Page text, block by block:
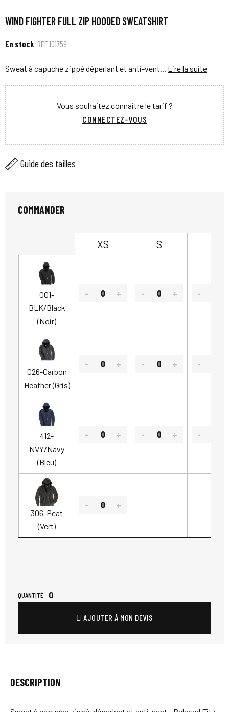
WIND FIGHTER FULL ZIP HOODED SWEATSHIRT
En stock REF101759
Sweat à capuche zippé déperlant et anti-vent... Lire la suite
Vous souhaitez connaitre le tarif ?
CONNECTEZ-VOUS
Guide des tailles
COMMANDER
XS S
001-
BLK/Black
(Noir)
026-Carbon
Heather (Gris)
412-
NVY/Navy
(Bleu)
306-Peat
(Vert)
QUANTITÉ 0
AJOUTER À MON DEVIS
DESCRIPTION